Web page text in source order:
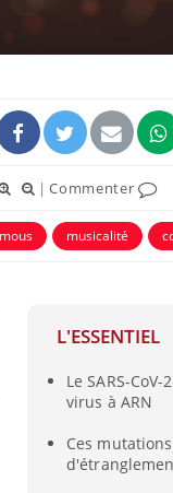
|Commenter
musicalité
L'ESSENTIEL
Le SARS-
virus à ARN
Ces
& Charge mentale :
Youtube
parfois chez les